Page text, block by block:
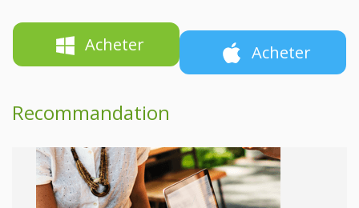
Acheter Acheter
Recommandation